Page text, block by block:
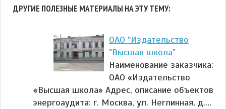
ДРУГИЕ ПОЛЕЗНЫЕ МАТЕРИАЛЫ НА ЭТУ ТЕМУ:
ОАО "Издательство
"Высшая школа"
Наименование заказчика:
ОАО «Издательство
«Высшая школа» Адрес, описание объектов
энергоаудита: г. Москва, ул. Неглинная, д.…